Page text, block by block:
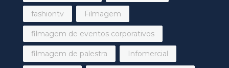
fashiontv Filmagem
filmagem de eventos corporativos
filmagem de palestra Infomercial